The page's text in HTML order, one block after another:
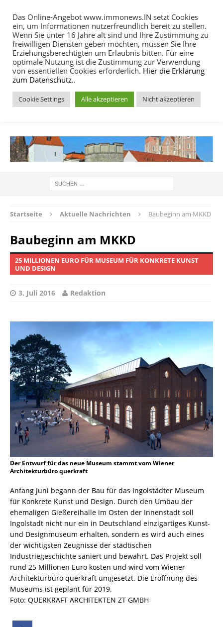
MENU
Startseite Aktuelle Nachrichten Baubeginn am MKKD
Baubeginn am MKKD
25 MILLIONEN EURO FÜR MUSEUM FÜR KONKRETE KUNST
UND DESIGN
3. Juli 2016 Redaktion
Der Entwurf für das neue Museum stammt vom Wiener
Architekturbüro querkraft
Anfang Juni begann der Bau für das Ingolstädter Museum
für Konkrete Kunst und Design. Durch den Umbau der
ehemaligen Gießereihalle im Osten der Innenstadt soll
Ingolstadt nicht nur ein in Deutschland einzigartiges Kunst-
und Designmuseum erhalten, sondern es wird auch eines
der wichtigsten Zeugnisse der städtischen
Industriegeschichte saniert und bewahrt. Das Projekt soll
rund 25 Millionen Euro kosten und wird vom Wiener
Architekturbüro querkraft umgesetzt. Die Eröffnung des
Museums ist geplant für 2019.
Foto: QUERKRAFT ARCHITEKTEN ZT GMBH
Das Online-Angebot www.immonews.IN setzt Cookies
ein, um Informationen nutzerfreundlich bereit zu stellen.
Wenn Sie unter 16 Jahre alt sind und Ihre Zustimmung zu
freiwilligen Diensten geben möchten, müssen Sie Ihre
Erziehungsberechtigten um Erlaubnis bitten. Für eine
optimale Nutzung ist die Zustimmung zur Verwendung
von essentiellen Cookies erforderlich. Hier die Erklärung
zum Datenschutz..
Cookie Settings Alle akzeptieren Nicht akzeptieren